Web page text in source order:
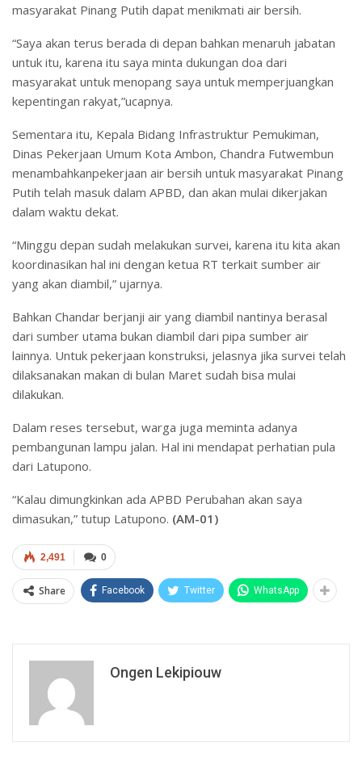
masyarakat Pinang Putih dapat menikmati air bersih.
“Saya akan terus berada di depan bahkan menaruh jabatan
untuk itu, karena itu saya minta dukungan doa dari
masyarakat untuk menopang saya untuk memperjuangkan
kepentingan rakyat,”ucapnya.
Sementara itu, Kepala Bidang Infrastruktur Pemukiman,
Dinas Pekerjaan Umum Kota Ambon, Chandra Futwembun
menambahkanpekerjaan air bersih untuk masyarakat Pinang
Putih telah masuk dalam APBD, dan akan mulai dikerjakan
dalam waktu dekat.
“Minggu depan sudah melakukan survei, karena itu kita akan
koordinasikan hal ini dengan ketua RT terkait sumber air
yang akan diambil,” ujarnya.
Bahkan Chandar berjanji air yang diambil nantinya berasal
dari sumber utama bukan diambil dari pipa sumber air
lainnya. Untuk pekerjaan konstruksi, jelasnya jika survei telah
dilaksanakan makan di bulan Maret sudah bisa mulai
dilakukan.
Dalam reses tersebut, warga juga meminta adanya
pembangunan lampu jalan. Hal ini mendapat perhatian pula
dari Latupono.
“Kalau dimungkinkan ada APBD Perubahan akan saya
dimasukan,” tutup Latupono. (AM-01)
0
2,491
Share Facebook Twitter WhatsApp
Ongen Lekipiouw